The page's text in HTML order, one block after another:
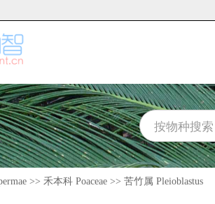
>> 禾本科 Poaceae >> 苦竹属 Pleioblastus